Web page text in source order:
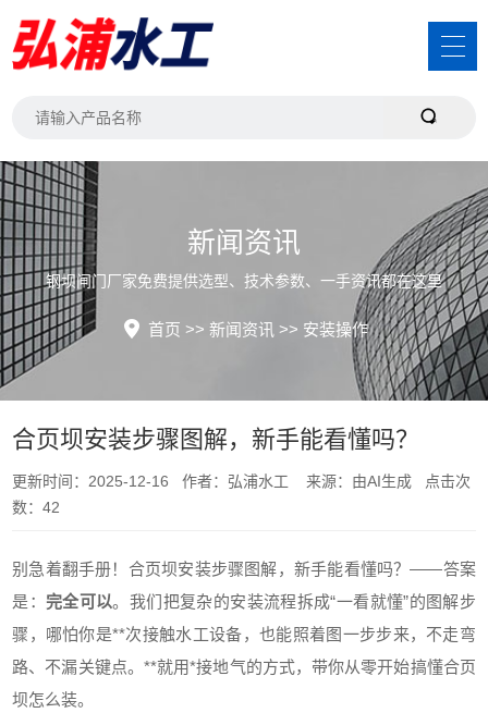
新闻资讯
钢坝闸门厂家免费提供选型、技术参数、一手资讯都在这里
首页 >> 新闻资讯 >> 安装操作
合页坝安装步骤图解，新手能看懂吗？
更新时间：2025-12-16 作者：弘浦水工 来源：由AI生成 点击次
数：42
别急着翻手册！合页坝安装步骤图解，新手能看懂吗？——答案
是： 完全可以。我们把复杂的安装流程拆成“一看就懂”的图解步
骤，哪怕你是**次接触水工设备，也能照着图一步步来，不走弯
路、不漏关键点。**就用*接地气的方式，带你从零开始搞懂合页
坝怎么装。